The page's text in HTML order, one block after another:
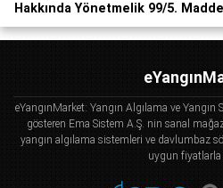
Hakkında Yönetmelik 99/5.
eYangınMarket: Yangın Algılama ve
gösteren Ema Sistem A.Ş. nin sanal
yangın algılama sistemleri ve davlumbaz
uygun fiyatlarla